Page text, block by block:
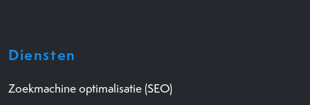
Diensten
Zoekmachine optimalisatie (SEO)